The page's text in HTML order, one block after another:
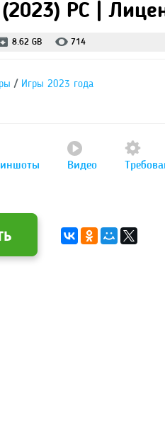
PC |
8.62 GB 714
/ Игры 2023 года
Видео